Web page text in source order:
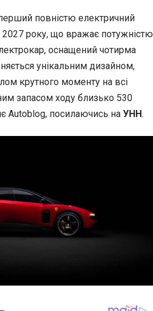
повністю електричний
року, що вражає потужністю
оснащений чотирма
унікальним дизайном,
крутного моменту на всі
запасом ходу близько 530
Autoblog, посилаючись на УНН.